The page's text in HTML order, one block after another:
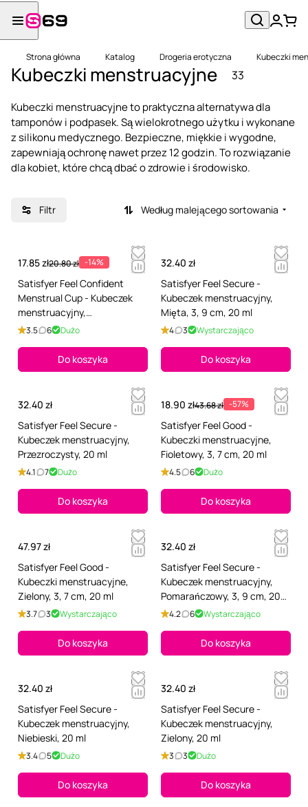
Strona główna Katalog Drogeria erotyczna Kubeczki
Kubeczki menstruacyjne 33
Kubeczki menstruacyjne to praktyczna alternatywa dla
tamponów i podpasek. Są wielokrotnego użytku i wykonane
z silikonu medycznego. Bezpieczne, miękkie i wygodne,
zapewniają ochronę nawet przez 12 godzin. To rozwiązanie
dla kobiet, które chcą dbać o zdrowie i środowisko.
Filtr Według malejącego sortowania
17.85 zł20.80 zł -14%
Satisfyer Feel Confident
Menstrual Cup - Kubeczek
menstruacyjny,
Przezroczysty, 4 cm, 20 ml
3.5 6 Dużo
Do koszyka
32.40 zł
Satisfyer Feel Secure -
Kubeczek menstruacyjny,
Mięta, 3, 9 cm, 20 ml
4 3 Wystarczająco
Do koszyka
32.40 zł
Satisfyer Feel Secure -
Kubeczek menstruacyjny,
Przezroczysty, 20 ml
4.1 7 Dużo
Do koszyka
18.90 zł43.68 zł -57%
Satisfyer Feel Good -
Kubeczki menstruacyjne,
Fioletowy, 3, 7 cm, 20 ml
4.5 6 Dużo
Do koszyka
47.97 zł
Satisfyer Feel Good -
Kubeczki menstruacyjne,
Zielony, 3, 7 cm, 20 ml
3.7 3 Wystarczająco
Do koszyka
32.40 zł
Satisfyer Feel Secure -
Kubeczek menstruacyjny,
Pomarańczowy, 3, 9 cm, 20
ml4.2 6 Wystarczająco
Do koszyka
32.40 zł
Satisfyer Feel Secure -
Kubeczek menstruacyjny,
Niebieski, 20 ml
3.4 5 Dużo
Do koszyka
32.40 zł
Satisfyer Feel Secure -
Kubeczek menstruacyjny,
Zielony, 20 ml
3 3 Dużo
Do koszyka